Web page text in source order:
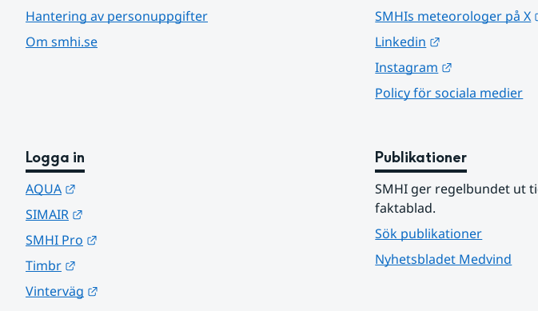
Hantering av personuppgifter
Om smhi.se
SMHIs meteorologer på X
Linkedin
Instagram
Policy för sociala medier
Logga in
AQUA
SIMAIR
SMHI Pro
Timbr
Vinterväg
Publikationer
SMHI ger regelbundet ut
faktablad.
Sök publikationer
Nyhetsbladet Medvind